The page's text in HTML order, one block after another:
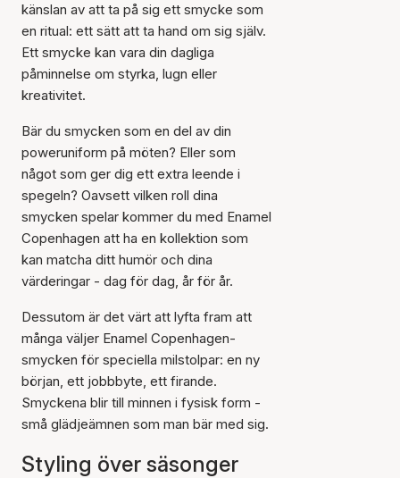
känslan av att ta på sig ett smycke som
en ritual: ett sätt att ta hand om sig själv.
Ett smycke kan vara din dagliga
påminnelse om styrka, lugn eller
kreativitet.
Bär du smycken som en del av din
poweruniform på möten? Eller som
något som ger dig ett extra leende i
spegeln? Oavsett vilken roll dina
smycken spelar kommer du med Enamel
Copenhagen att ha en kollektion som
kan matcha ditt humör och dina
värderingar - dag för dag, år för år.
Dessutom är det värt att lyfta fram att
många väljer Enamel Copenhagen-
smycken för speciella milstolpar: en ny
början, ett jobbbyte, ett firande.
Smyckena blir till minnen i fysisk form -
små glädjeämnen som man bär med sig.
Styling över säsonger